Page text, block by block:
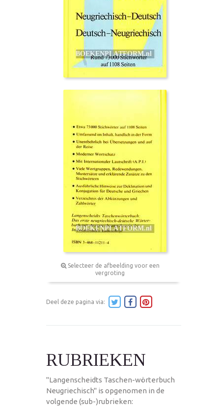
Selecteer de afbeelding voor een
vergroting
Deel deze pagina via:
RUBRIEKEN
"Langenscheidts Taschen-wörterbuch
Neugriechisch" is opgenomen in de
volgende (sub-)rubrieken: